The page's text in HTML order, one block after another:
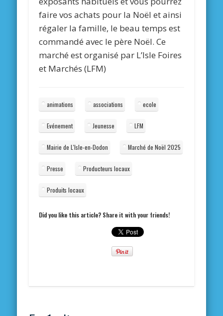
faire vos achats pour la Noël et ainsi
régaler la famille, le beau temps est
commandé avec le père Noël. Ce
marché est organisé par L’Isle Foires
et Marchés (LFM)
animations associations ecole
Evénement Jeunesse LFM
Mairie de L'Isle-en-Dodon Marché de Noël 2025
Presse Producteurs locaux
Produits locaux
Did you like this article? Share it with your friends!